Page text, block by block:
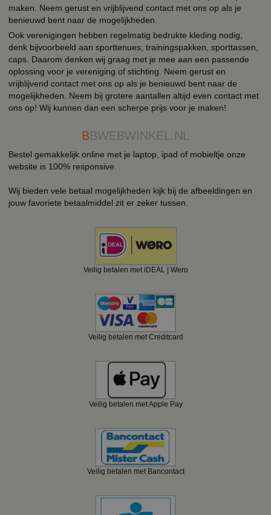
maken. Neem gerust en vrijblijvend contact met ons op als je
benieuwd bent naar de mogelijkheden.
Ook verenigingen hebben regelmatig bedrukte kleding nodig,
denk bijvoorbeeld aan sporttenues, trainingspakken, sporttassen,
caps. Daarom denken wij graag met je mee aan een passende
oplossing voor je vereniging of stichting. Neem gerust en
vrijblijvend contact met ons op als je benieuwd bent naar de
mogelijkheden. Neem bij grotere aantallen altijd even contact met
ons op! Wij kunnen dan een scherpe prijs voor je maken!
BBWEBWINKEL.NL
Bestel gemakkelijk online met je laptop, ipad of mobieltje onze
website is 100% responsive.
Wij bieden vele betaal mogelijkheden kijk bij de afbeeldingen en
jouw favoriete betaalmiddel zit er zeker tussen.
Veilig betalen met iDEAL | Wero
Veilig betalen met Creditcard
Veilig betalen met Apple Pay
Veilig betalen met Bancontact